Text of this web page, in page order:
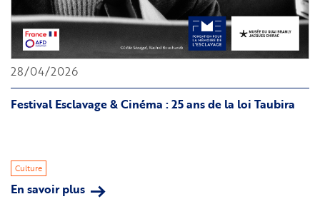
Festival Esclavage & Cinéma : 25 ans de la loi Taubira
Culture
28/04/2026
En savoir plus sur